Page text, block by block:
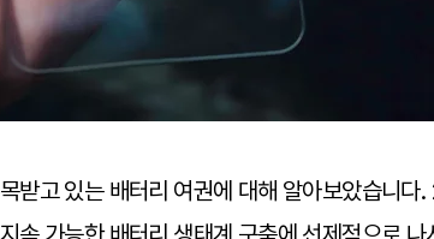
받고 있는 배터리 여권에 대해 알아보았습니